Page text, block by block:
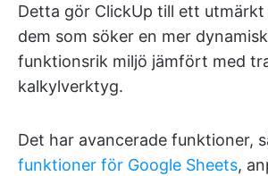
Detta gör ClickUp till ett
dem som söker en mer
funktionsrik miljö jämfört med
kalkylverktyg.
Det har avancerade funktioner,
funktioner för Google Sheets,